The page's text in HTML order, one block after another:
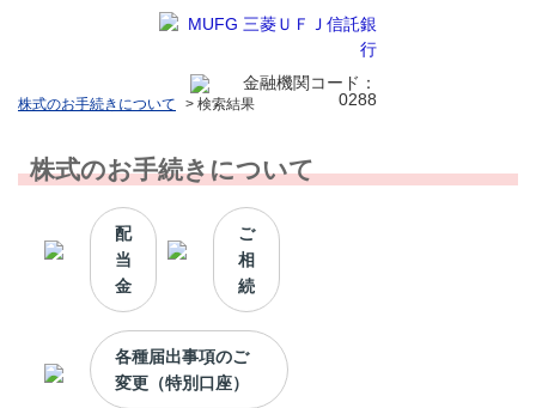
株式のお手続きについて > 検索結果
株式のお手続きについて
配
当
金
ご
相
続
各種届出事項のご
変更（特別口座）